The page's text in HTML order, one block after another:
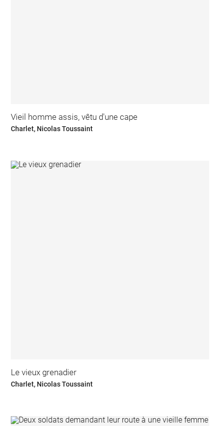
Vieil homme assis, vêtu d'une cape
Charlet, Nicolas Toussaint
Le vieux grenadier
Charlet, Nicolas Toussaint